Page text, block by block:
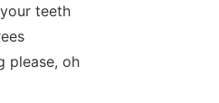
teeth
please, oh